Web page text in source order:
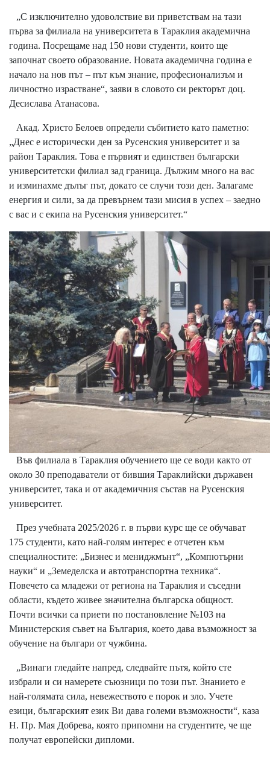
„С изключително удоволствие ви приветствам на тази
първа за филиала на университета в Тараклия академична
година. Посрещаме над 150 нови студенти, които ще
започнат своето образование. Новата академична година е
начало на нов път – път към знание, професионализъм и
личностно израстване“, заяви в словото си ректорът доц.
Десислава Атанасова.
Акад. Христо Белоев определи събитието като паметно:
„Днес е исторически ден за Русенския университет и за
район Тараклия. Това е първият и единствен български
университетски филиал зад граница. Дължим много на вас
и изминахме дълъг път, докато се случи този ден. Залагаме
енергия и сили, за да превърнем тази мисия в успех – заедно
с вас и с екипа на Русенския университет.“
Във филиала в Тараклия обучението ще се води както от
около 30 преподаватели от бившия Тараклийски държавен
университет, така и от академичния състав на Русенския
университет.
През учебната 2025/2026 г. в първи курс ще се обучават
175 студенти, като най-голям интерес е отчетен към
специалностите: „Бизнес и мениджмънт“, „Компютърни
науки“ и „Земеделска и автотранспортна техника“.
Повечето са младежи от региона на Тараклия и съседни
области, където живее значителна българска общност.
Почти всички са приети по постановление №103 на
Министерския съвет на България, което дава възможност за
обучение на българи от чужбина.
„Винаги гледайте напред, следвайте пътя, който сте
избрали и си намерете съюзници по този път. Знанието е
най-голямата сила, невежеството е порок и зло. Учете
езици, българският език Ви дава големи възможности“, каза
Н. Пр. Мая Добрева, която припомни на студентите, че ще
получат европейски дипломи.